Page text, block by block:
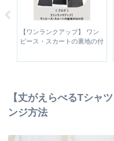
【ワンランクアップ】 ワン
ピース・スカートの裏地の付
【丈がえらべるTシャ
ンジ方法